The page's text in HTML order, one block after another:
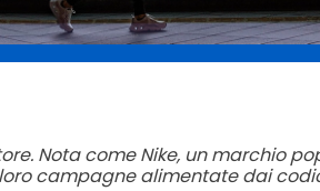
Nota come Nike, un marchio
campagne alimentate dai